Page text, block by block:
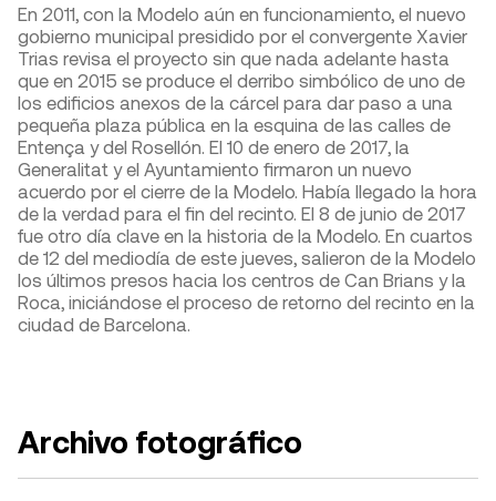
En 2011, con la Modelo aún en funcionamiento, el nuevo
gobierno municipal presidido por el convergente Xavier
Trias revisa el proyecto sin que nada adelante hasta
que en 2015 se produce el derribo simbólico de uno de
los edificios anexos de la cárcel para dar paso a una
pequeña plaza pública en la esquina de las calles de
Entença y del Rosellón. El 10 de enero de 2017, la
Generalitat y el Ayuntamiento firmaron un nuevo
acuerdo por el cierre de la Modelo. Había llegado la hora
de la verdad para el fin del recinto. El 8 de junio de 2017
fue otro día clave en la historia de la Modelo. En cuartos
de 12 del mediodía de este jueves, salieron de la Modelo
los últimos presos hacia los centros de Can Brians y la
Roca, iniciándose el proceso de retorno del recinto en la
ciudad de Barcelona.
Archivo fotográfico